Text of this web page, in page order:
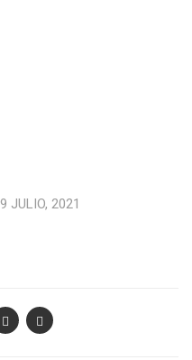
9 JULIO, 2021